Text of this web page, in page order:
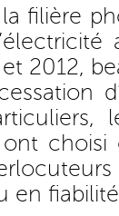
filière
2012,
choisi
en